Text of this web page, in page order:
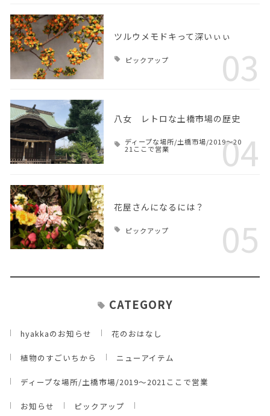
ツルウメモドキって深いぃぃ
ピックアップ 03
八女 レトロな土橋市場の歴史
ディープな場所/土橋市場/2019～20
21ここで営業 04
花屋さんになるには？
ピックアップ 05
CATEGORY
hyakkaのお知らせ 花のおはなし
植物のすごいちから ニューアイテム
ディープな場所/土橋市場/2019～2021ここで営業
お知らせ ピックアップ